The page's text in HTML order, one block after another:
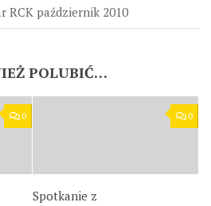
RCK październik 2010
POLUBIĆ…
0 0
Spotkanie z